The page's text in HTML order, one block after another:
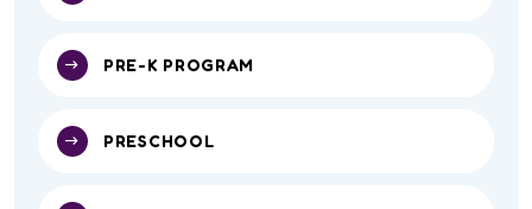
PRE-K PROGRAM
PRESCHOOL